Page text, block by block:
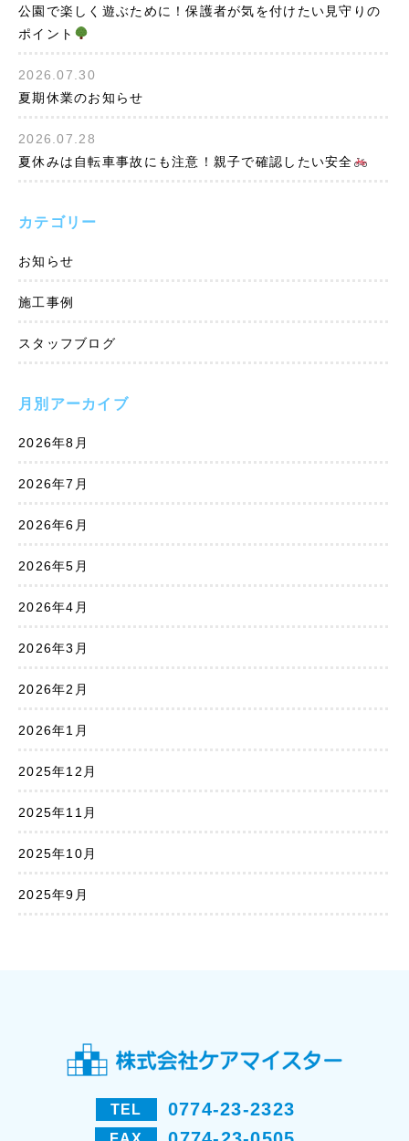
公園で楽しく遊ぶために！保護者が気を付けたい見守りの
ポイント
2026.07.30
夏期休業のお知らせ
2026.07.28
夏休みは自転車事故にも注意！親子で確認したい安全
カテゴリー
お知らせ
施工事例
スタッフブログ
月別アーカイブ
2026年8月
2026年7月
2026年6月
2026年5月
2026年4月
2026年3月
2026年2月
2026年1月
2025年12月
2025年11月
2025年10月
2025年9月
TEL 0774-23-2323